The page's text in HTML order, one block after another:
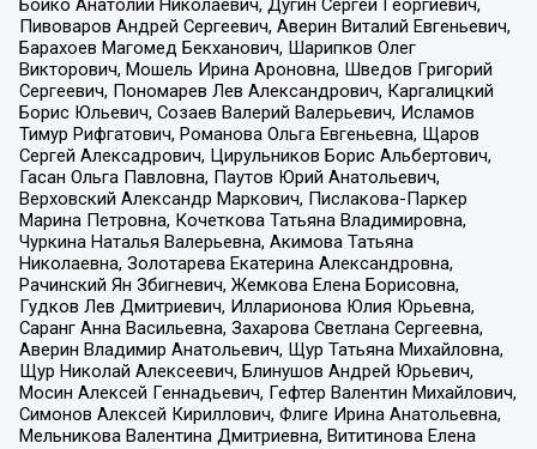
Бойко Анатолий Николаевич, Дугин Сергей Георгиевич,
Пивоваров Андрей Сергеевич, Аверин Виталий Евгеньевич,
Барахоев Магомед Бекханович, Шарипков Олег
Викторович, Мошель Ирина Ароновна, Шведов Григорий
Сергеевич, Пономарев Лев Александрович, Каргалицкий
Борис Юльевич, Созаев Валерий Валерьевич, Исламов
Тимур Рифгатович, Романова Ольга Евгеньевна, Щаров
Сергей Алексадрович, Цирульников Борис Альбертович,
Гасан Ольга Павловна, Паутов Юрий Анатольевич,
Верховский Александр Маркович, Пислакова-Паркер
Марина Петровна, Кочеткова Татьяна Владимировна,
Чуркина Наталья Валерьевна, Акимова Татьяна
Николаевна, Золотарева Екатерина Александровна,
Рачинский Ян Збигневич, Жемкова Елена Борисовна,
Гудков Лев Дмитриевич, Илларионова Юлия Юрьевна,
Саранг Анна Васильевна, Захарова Светлана Сергеевна,
Аверин Владимир Анатольевич, Щур Татьяна Михайловна,
Щур Николай Алексеевич, Блинушов Андрей Юрьевич,
Мосин Алексей Геннадьевич, Гефтер Валентин Михайлович,
Симонов Алексей Кириллович, Флиге Ирина Анатольевна,
Мельникова Валентина Дмитриевна, Вититинова Елена